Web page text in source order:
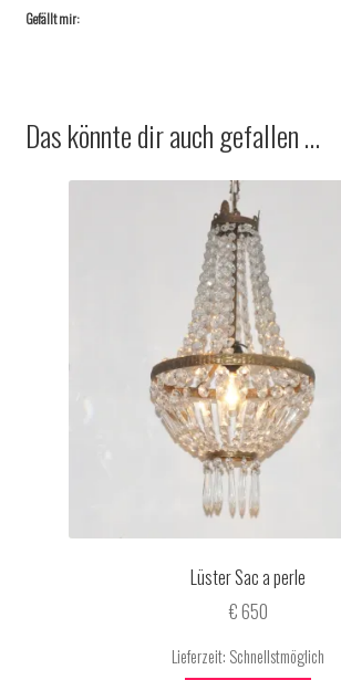
Gefällt mir:
Das könnte dir auch gefallen …
Lüster Sac a perle
€650
Lieferzeit: Schnellstmöglich